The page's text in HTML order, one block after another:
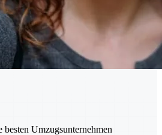
Umzugsunternehmen